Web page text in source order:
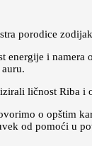
porodice
energije i
ličnost Riba i
o opštim
od pomoći u